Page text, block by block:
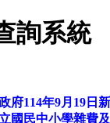
詢系統
府114年9月19日
國民中小學雜費